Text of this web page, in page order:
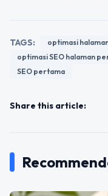
TAGS:
optimasi
optimasi SEO halaman
SEO pertama
Share this article: